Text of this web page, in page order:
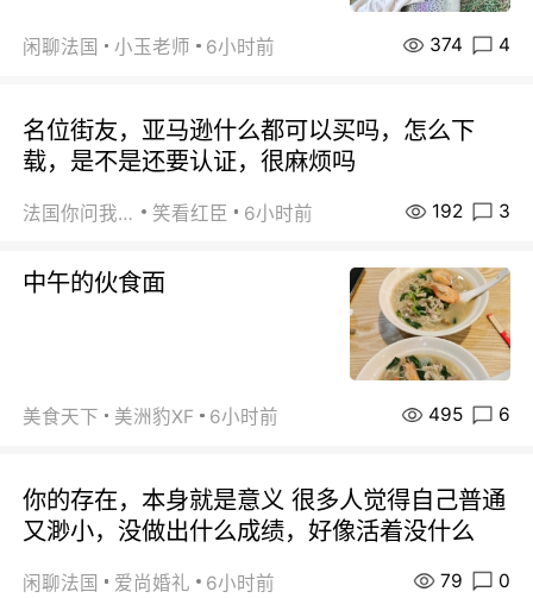
闲聊法国 小玉老师 6小时前 374 4
名位街友，亚马逊什么都可以买吗，怎么下
载，是不是还要认证，很麻烦吗
法国你问我答 笑看红臣 6小时前 192 3
中午的伙食面
美食天下 美洲豹XF 6小时前 495 6
你的存在，本身就是意义 很多人觉得自己普通
又渺小，没做出什么成绩，好像活着没什么
闲聊法国 爱尚婚礼 6小时前 79 0